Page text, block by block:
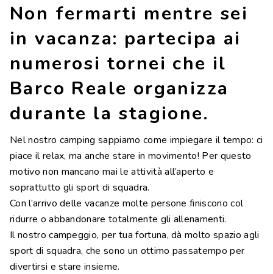
NL DE
Non fermarti mentre sei
in vacanza: partecipa ai
numerosi tornei che il
Barco Reale organizza
durante la stagione.
Nel nostro camping sappiamo come impiegare il tempo: ci
piace il relax, ma anche stare in movimento! Per questo
motivo non mancano mai le attività all’aperto e
soprattutto gli sport di squadra.
Con l’arrivo delle vacanze molte persone finiscono col
ridurre o abbandonare totalmente gli allenamenti.
Il nostro campeggio, per tua fortuna, dà molto spazio agli
sport di squadra, che sono un ottimo passatempo per
divertirsi e stare insieme.